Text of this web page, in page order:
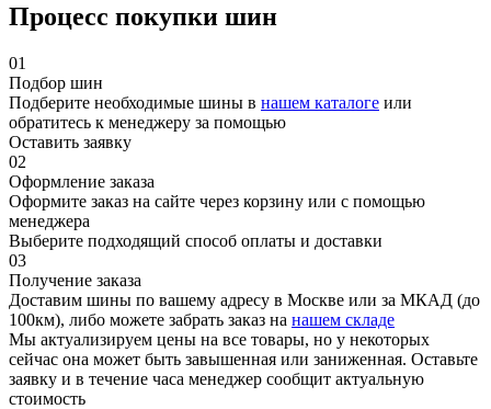
Процесс покупки шин
01
Подбор шин
Подберите необходимые шины в нашем каталоге или
обратитесь к менеджеру за помощью
Оставить заявку
02
Оформление заказа
Оформите заказ на сайте через корзину или с помощью
менеджера
Выберите подходящий способ оплаты и доставки
03
Получение заказа
Доставим шины по вашему адресу в Москве или за МКАД (до
100км), либо можете забрать заказ на нашем складе
Мы актуализируем цены на все товары, но у некоторых
сейчас она может быть завышенная или заниженная. Оставьте
заявку и в течение часа менеджер сообщит актуальную
стоимость